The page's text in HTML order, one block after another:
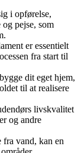
i opførelse,
pejse, som
er essentielt
fra start til
dit eget hjem,
til at realisere
livskvalitet
og andre
vand, kan en